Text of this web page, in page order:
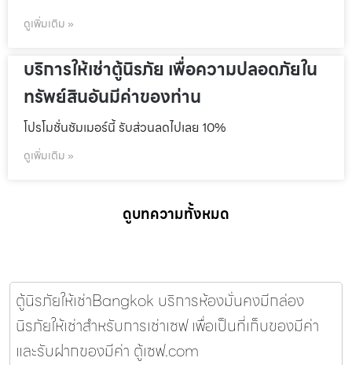
ดูเพิ่มเติม »
บริการให้เช่าตู้นิรภัย เพื่อความปลอดภัยใน
ทรัพย์สินอันมีค่าของท่าน
โปรโมชั่นชัมเมอร์นี้ รับส่วนลดไปเลย 10%
ดูเพิ่มเติม »
ดูบทความทั้งหมด
ตู้นิรภัยให้เช่าBangkok บริการห้องมั่นคงมีกล่อง
นิรภัยให้เช่าสำหรับการเช่าเซฟ เพื่อเป็นที่เก็บของมีค่า
และรับฝากของมีค่า ตู้เซฟ.com